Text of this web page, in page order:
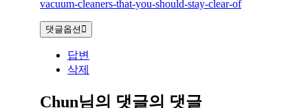
vacuum-cleaners-that-you-should-stay-clear-of
댓글옵션
답변
삭제
Chun님의 댓글의 댓글